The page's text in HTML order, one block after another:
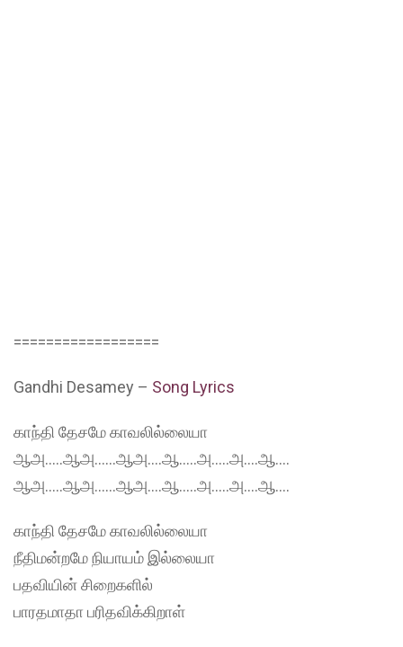
==================
Gandhi Desamey – Song Lyrics
காந்தி தேசமே காவலில்லையா
ஆஅ…..ஆஅ……ஆஅ….ஆ…..அ…..அ….ஆ….
ஆஅ…..ஆஅ……ஆஅ….ஆ…..அ…..அ….ஆ….
காந்தி தேசமே காவலில்லையா
நீதிமன்றமே நியாயம் இல்லையா
பதவியின் சிறைகளில்
பாரதமாதா பரிதவிக்கிறாள்